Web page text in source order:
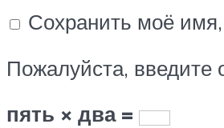
Сохранить моё
Пожалуйста, введите
пять × два =